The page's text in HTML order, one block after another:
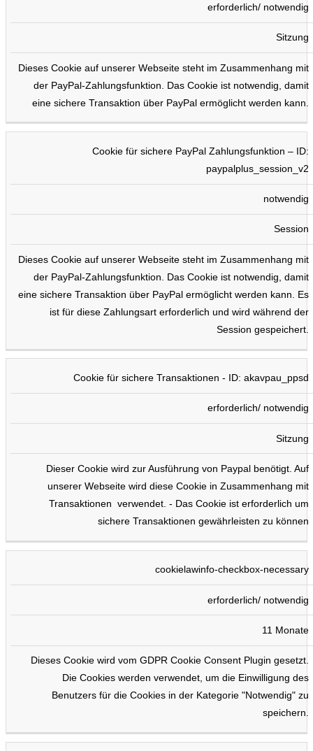
erforderlich/ notwendig
Sitzung
Dieses Cookie auf unserer Webseite steht im Zusammenhang mit
der PayPal-Zahlungsfunktion. Das Cookie ist notwendig, damit
eine sichere Transaktion über PayPal ermöglicht werden kann.
Cookie für sichere PayPal Zahlungsfunktion – ID:
paypalplus_session_v2
notwendig
Session
Dieses Cookie auf unserer Webseite steht im Zusammenhang mit
der PayPal-Zahlungsfunktion. Das Cookie ist notwendig, damit
eine sichere Transaktion über PayPal ermöglicht werden kann. Es
ist für diese Zahlungsart erforderlich und wird während der
Session gespeichert.
Cookie für sichere Transaktionen - ID: akavpau_ppsd
erforderlich/ notwendig
Sitzung
Dieser Cookie wird zur Ausführung von Paypal benötigt. Auf
unserer Webseite wird diese Cookie in Zusammenhang mit
Transaktionen verwendet. - Das Cookie ist erforderlich um
sichere Transaktionen gewährleisten zu können
cookielawinfo-checkbox-necessary
erforderlich/ notwendig
11 Monate
Dieses Cookie wird vom GDPR Cookie Consent Plugin gesetzt.
Die Cookies werden verwendet, um die Einwilligung des
Benutzers für die Cookies in der Kategorie "Notwendig" zu
speichern.